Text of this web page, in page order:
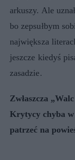
arkuszy. Ale
bo zepsułbym
największa
jeszcze kiedyś
zasadzie.
Zwłaszcza
Krytycy chyba w
patrzeć na